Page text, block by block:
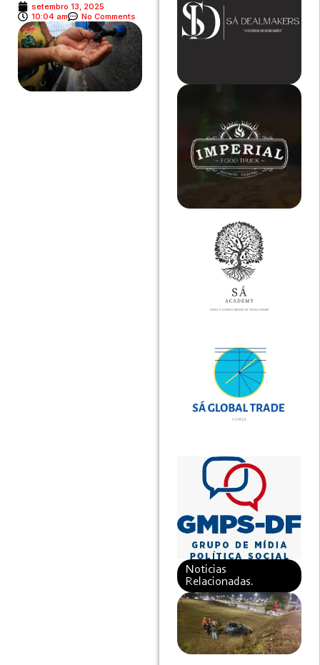
setembro 13, 2025
10:04 am
No Comments
Noticias
Relacionadas.